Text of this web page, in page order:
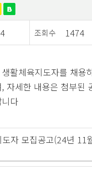
조회수 1474
활체육지도자를 채용
자세한 내용은 첨부된
다
도자 모집공고(24년 11